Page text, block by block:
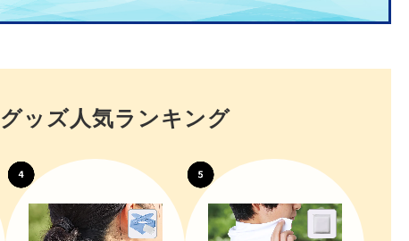
グッズ人気ランキング